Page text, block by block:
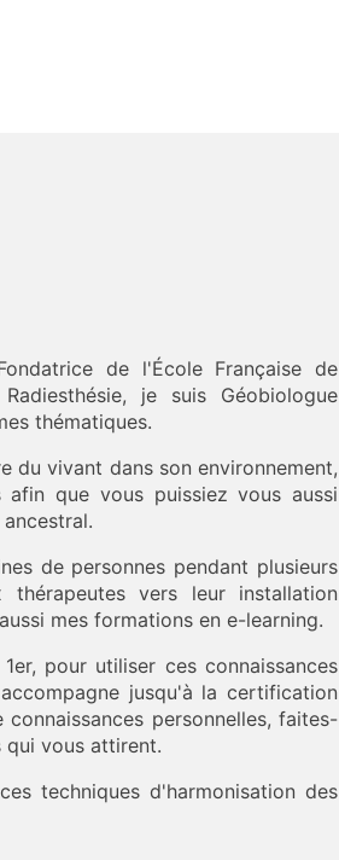
de l'École Française de
je suis Géobiologue
thématiques.
du vivant dans son environnement,
que vous puissiez vous aussi
de personnes pendant plusieurs
thérapeutes vers leur installation
mes formations en e-learning.
pour utiliser ces connaissances
jusqu'à la certification
personnelles, faites-
qui vous attirent.
techniques d'harmonisation des